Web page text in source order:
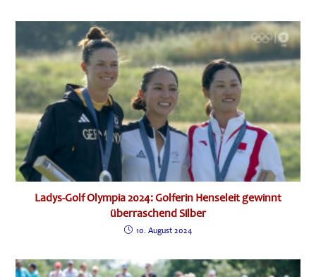
Ladys-Golf Olympia 2024: Golferin Henseleit gewinnt
überraschend Silber
10. August 2024